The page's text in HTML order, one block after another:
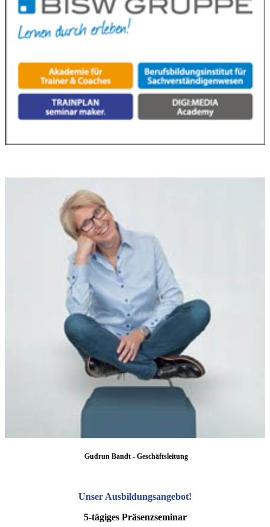
Gudrun Bandt - Geschäftsleitung
Unser Ausbildungsangebot!
5-tägiges Präsenzseminar